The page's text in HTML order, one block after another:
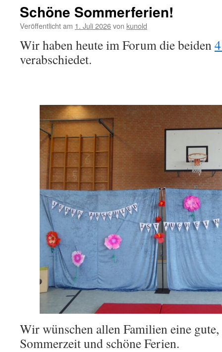
Schöne Sommerferien!
Veröffentlicht am 1. Juli 2026von kunold
Wir haben heute im Forum die beiden
verabschiedet.
Wir wünschen allen Familien eine
Sommerzeit und schöne Ferien.